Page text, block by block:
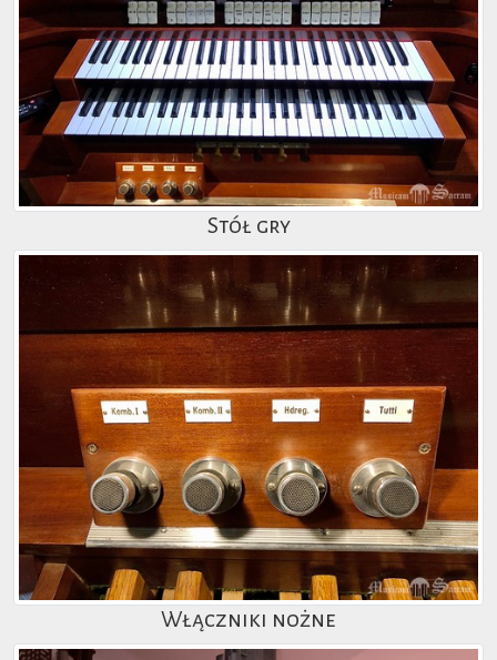
Stół gry
Włączniki nożne